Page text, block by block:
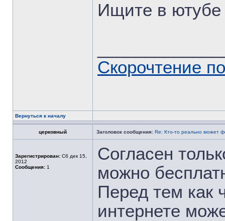
Ищите в ютубе
Скорочтение
Вернуться к началу
церковный Заголовок сообщения: Re: Кто-то реально может
Зарегистрирован: Сб дек 15,
2012
Сообщения: 1
Согласен
можно
Перед тем как
интернете